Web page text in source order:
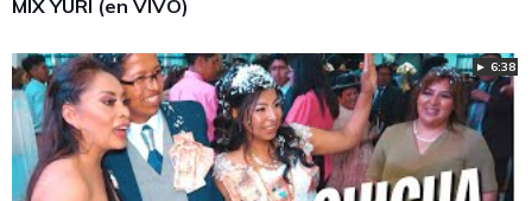
MIX YURI (en VIVO)
► 6:38